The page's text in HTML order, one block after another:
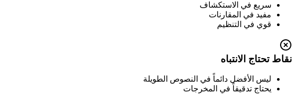
سريع في الاستكشاف
مفيد في المقارنات
قوي في التنظيم
نقاط تحتاج الانتباه
ليس الأفضل دائماً في النصوص الطويلة
يحتاج تدقيقاً في المخرجات